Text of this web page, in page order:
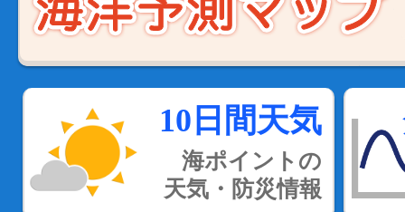
10日間天気
海ポイントの
天気・防災情報